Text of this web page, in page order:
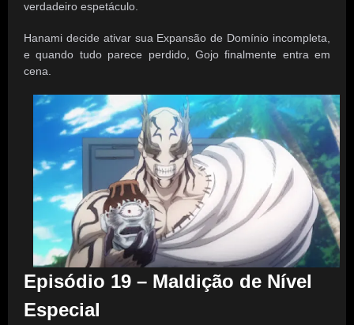
verdadeiro espetáculo.
Hanami decide ativar sua Expansão de Domínio incompleta,
e quando tudo parece perdido, Gojo finalmente entra em
cena.
Episódio 19 – Maldição de Nível
Especial